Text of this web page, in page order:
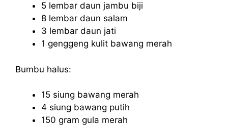
5 lembar daun jambu biji
8 lembar daun salam
3 lembar daun jati
1 genggeng kulit bawang merah
Bumbu halus:
15 siung bawang merah
4 siung bawang putih
150 gram gula merah